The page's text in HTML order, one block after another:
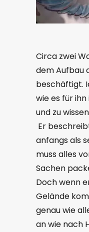
Circa zwei
dem Aufbau
beschäftigt.
wie es für
und zu
Er
anfangs als
muss alles
Sachen
Doch wenn
Gelände
genau wie
an wie nach